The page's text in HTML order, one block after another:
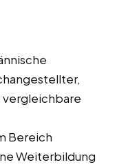
vergleichbare
Bereich
Weiterbildung